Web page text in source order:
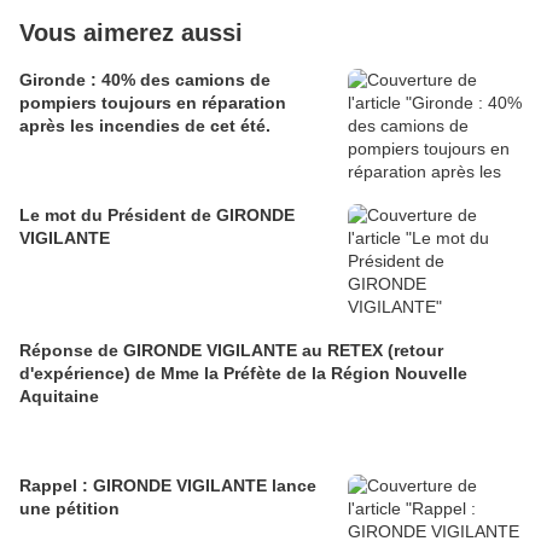
Vous aimerez aussi
Gironde : 40% des camions de
pompiers toujours en réparation
après les incendies de cet été.
Le mot du Président de GIRONDE
VIGILANTE
Réponse de GIRONDE VIGILANTE au RETEX (retour
d'expérience) de Mme la Préfète de la Région Nouvelle
Aquitaine
Rappel : GIRONDE VIGILANTE lance
une pétition